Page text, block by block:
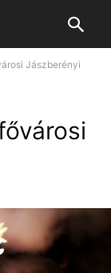
Jászberényi